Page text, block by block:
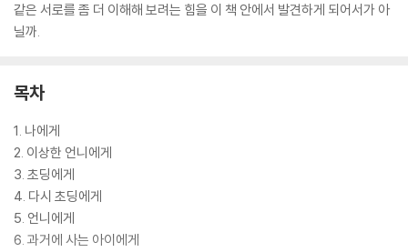
같은 서로를 좀 더 이해해 보려는 힘을 이 책 안에서 발견하게 되어서가 아
닐까.
목차
1. 나에게
2. 이상한 언니에게
3. 초딩에게
4. 다시 초딩에게
5. 언니에게
6. 과거에 사는 아이에게